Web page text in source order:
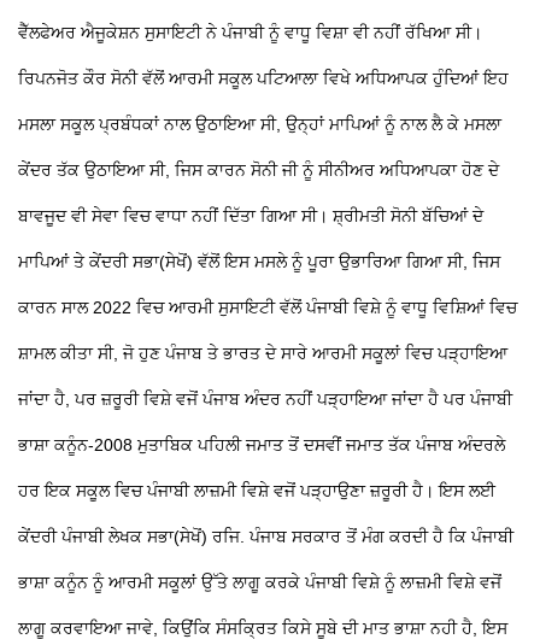
ਵੈੱਲਫੇਅਰ ਐਜੂਕੇਸ਼ਨ ਸੁਸਾਇਟੀ ਨੇ ਪੰਜਾਬੀ ਨੂੰ ਵਾਧੂ ਵਿਸ਼ਾ ਵੀ ਨਹੀਂ ਰੱਖਿਆ ਸੀ।
ਰਿਪਨਜੋਤ ਕੌਰ ਸੋਨੀ ਵੱਲੋਂ ਆਰਮੀ ਸਕੂਲ ਪਟਿਆਲਾ ਵਿਖੇ ਅਧਿਆਪਕ ਹੁੰਦਿਆਂ ਇਹ
ਮਸਲਾ ਸਕੂਲ ਪ੍ਰਬੰਧਕਾਂ ਨਾਲ ਉਠਾਇਆ ਸੀ, ਉਨ੍ਹਾਂ ਮਾਪਿਆਂ ਨੂੰ ਨਾਲ ਲੈ ਕੇ ਮਸਲਾ
ਕੇਂਦਰ ਤੱਕ ਉਠਾਇਆ ਸੀ, ਜਿਸ ਕਾਰਨ ਸੋਨੀ ਜੀ ਨੂੰ ਸੀਨੀਅਰ ਅਧਿਆਪਕਾ ਹੋਣ ਦੇ
ਬਾਵਜੂਦ ਵੀ ਸੇਵਾ ਵਿਚ ਵਾਧਾ ਨਹੀਂ ਦਿੱਤਾ ਗਿਆ ਸੀ। ਸ਼੍ਰੀਮਤੀ ਸੋਨੀ ਬੱਚਿਆਂ ਦੇ
ਮਾਪਿਆਂ ਤੇ ਕੇਂਦਰੀ ਸਭਾ(ਸੇਖੋਂ) ਵੱਲੋਂ ਇਸ ਮਸਲੇ ਨੂੰ ਪੂਰਾ ਉਭਾਰਿਆ ਗਿਆ ਸੀ, ਜਿਸ
ਕਾਰਨ ਸਾਲ 2022 ਵਿਚ ਆਰਮੀ ਸੁਸਾਇਟੀ ਵੱਲੋਂ ਪੰਜਾਬੀ ਵਿਸ਼ੇ ਨੂੰ ਵਾਧੂ ਵਿਸ਼ਿਆਂ ਵਿਚ
ਸ਼ਾਮਲ ਕੀਤਾ ਸੀ, ਜੋ ਹੁਣ ਪੰਜਾਬ ਤੇ ਭਾਰਤ ਦੇ ਸਾਰੇ ਆਰਮੀ ਸਕੂਲਾਂ ਵਿਚ ਪੜ੍ਹਾਇਆ
ਜਾਂਦਾ ਹੈ, ਪਰ ਜ਼ਰੂਰੀ ਵਿਸ਼ੇ ਵਜੋਂ ਪੰਜਾਬ ਅੰਦਰ ਨਹੀਂ ਪੜ੍ਹਾਇਆ ਜਾਂਦਾ ਹੈ ਪਰ ਪੰਜਾਬੀ
ਭਾਸ਼ਾ ਕਨੂੰਨ-2008 ਮੁਤਾਬਿਕ ਪਹਿਲੀ ਜਮਾਤ ਤੋਂ ਦਸਵੀਂ ਜਮਾਤ ਤੱਕ ਪੰਜਾਬ ਅੰਦਰਲੇ
ਹਰ ਇਕ ਸਕੂਲ ਵਿਚ ਪੰਜਾਬੀ ਲਾਜ਼ਮੀ ਵਿਸ਼ੇ ਵਜੋਂ ਪੜ੍ਹਾਉਣਾ ਜ਼ਰੂਰੀ ਹੈ। ਇਸ ਲਈ
ਕੇਂਦਰੀ ਪੰਜਾਬੀ ਲੇਖਕ ਸਭਾ(ਸੇਖੋਂ) ਰਜਿ. ਪੰਜਾਬ ਸਰਕਾਰ ਤੋਂ ਮੰਗ ਕਰਦੀ ਹੈ ਕਿ ਪੰਜਾਬੀ
ਭਾਸ਼ਾ ਕਨੂੰਨ ਨੂੰ ਆਰਮੀ ਸਕੂਲਾਂ ਉੱਤੇ ਲਾਗੂ ਕਰਕੇ ਪੰਜਾਬੀ ਵਿਸ਼ੇ ਨੂੰ ਲਾਜ਼ਮੀ ਵਿਸ਼ੇ ਵਜੋਂ
ਲਾਗੂ ਕਰਵਾਇਆ ਜਾਵੇ, ਕਿਉਂਕਿ ਸੰਸਕ੍ਰਿਤ ਕਿਸੇ ਸੂਬੇ ਦੀ ਮਾਤ ਭਾਸ਼ਾ ਨਹੀ ਹੈ, ਇਸ